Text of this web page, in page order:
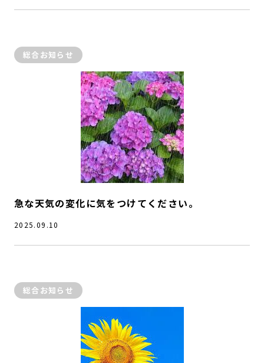
総合お知らせ
急な天気の変化に気をつけてください。
2025.09.10
総合お知らせ